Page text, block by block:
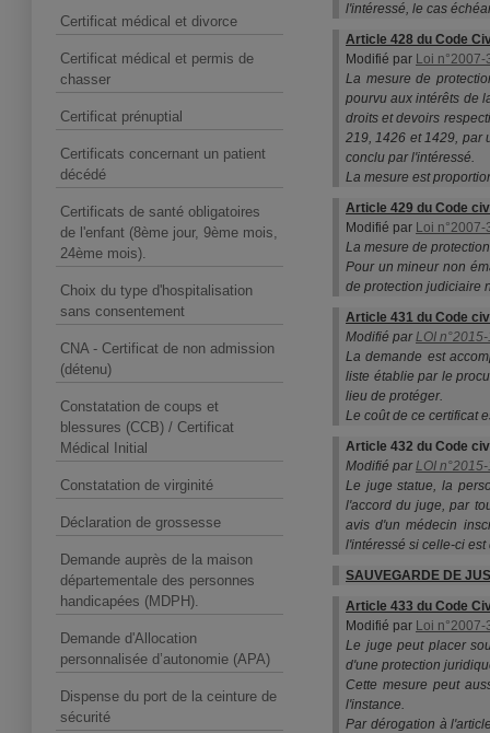
Certificat médical et divorce
Certificat médical et permis de
chasser
Certificat prénuptial
Certificats concernant un patient
décédé
Certificats de santé obligatoires
de l'enfant (8ème jour, 9ème mois,
24ème mois).
Choix du type d'hospitalisation
sans consentement
CNA - Certificat de non admission
(détenu)
Constatation de coups et
blessures (CCB) / Certificat
Médical Initial
Constatation de virginité
Déclaration de grossesse
Demande auprès de la maison
départementale des personnes
handicapées (MDPH).
Demande d'Allocation
personnalisée d’autonomie (APA)
Dispense du port de la ceinture de
sécurité
l'intéressé, le cas
Article 428 du Code
Modifié par Loi
La mesure de
pourvu aux intérêts de
droits et devoirs
219, 1426 et 1429, par
conclu par l'intéressé.
La mesure est
Article 429 du Code
Modifié par Loi
La mesure de
Pour un mineur non
de protection judiciaire
Article 431 du Code
Modifié parLOI
La demande est
liste établie par le
lieu de protéger.
Le coût de ce certificat
Article 432 du Code
Modifié parLOI
Le juge statue, la
l'accord du juge, par
avis d'un médecin
l'intéressé si celle-ci est
SAUVEGARDE DE
Article 433 du Code
Modifié par Loi
Le juge peut placer
d'une protection
Cette mesure peut
l'instance.
Par dérogation à